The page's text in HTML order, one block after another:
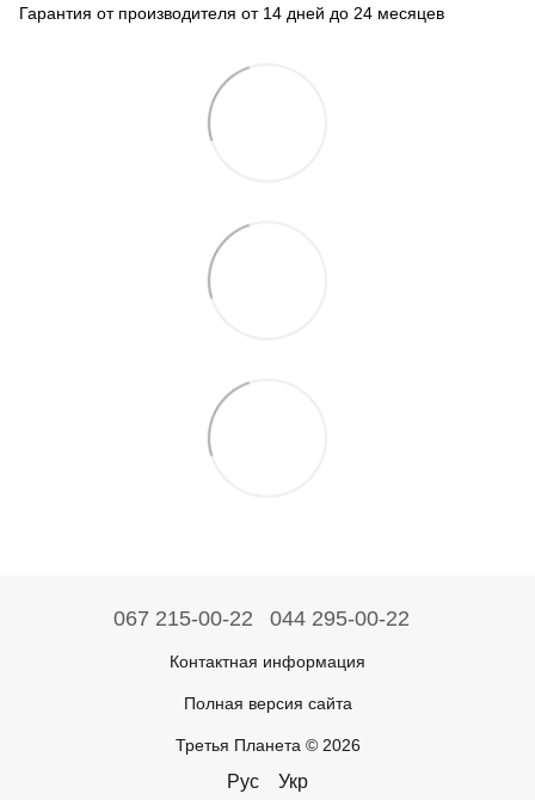
Гарантия от производителя от 14 дней до 24 месяцев
067 215-00-22 044 295-00-22
Контактная информация
Полная версия сайта
Третья Планета © 2026
Рус Укр